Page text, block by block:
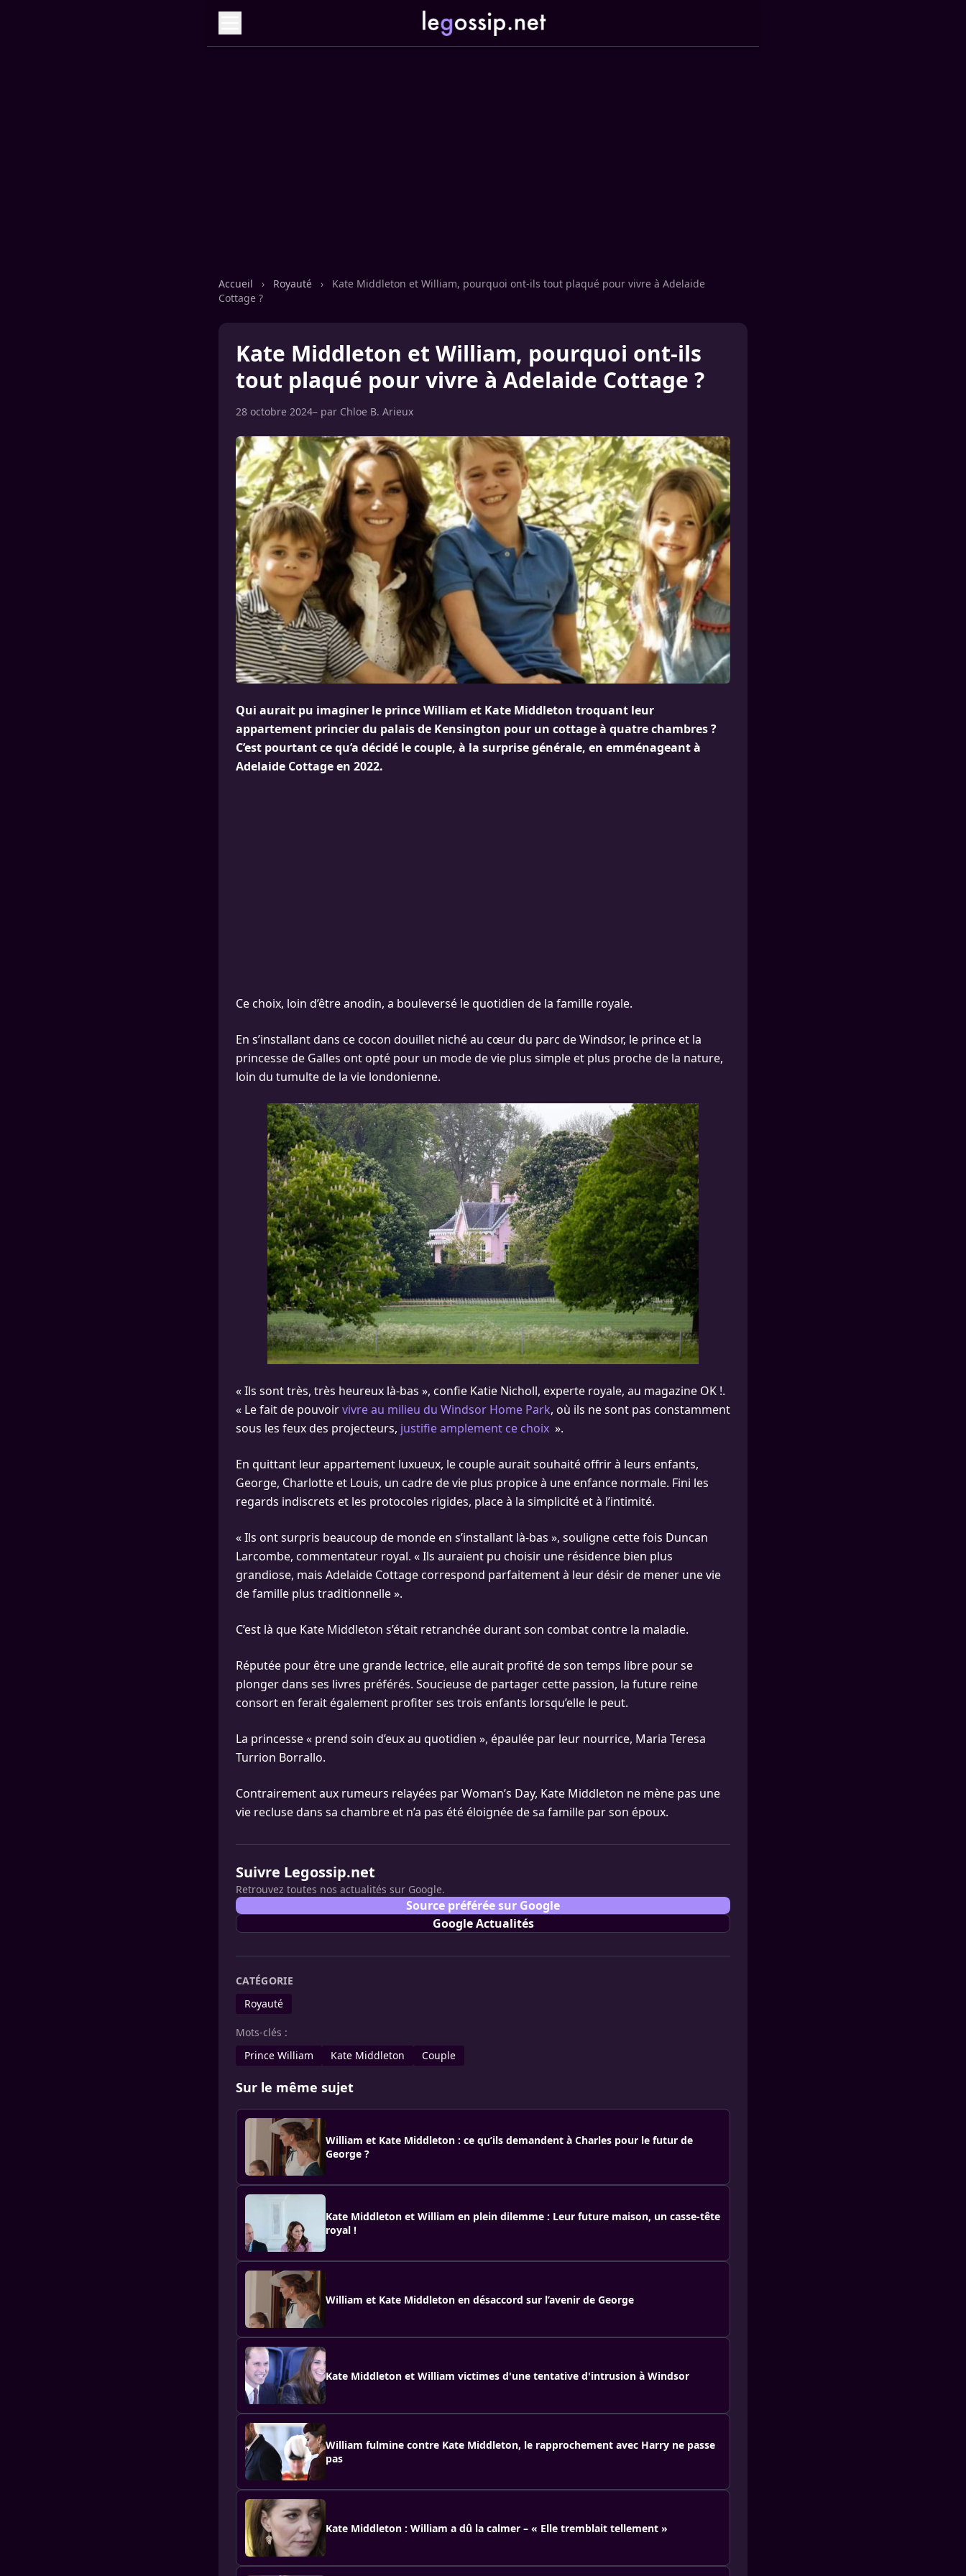
Accueil › Royauté ›
Kate Middleton et William, pourquoi ont-ils tout plaqué pour vivre à Adelaide
Cottage ?
Kate Middleton et William, pourquoi ont-ils
tout plaqué pour vivre à Adelaide Cottage ?
28 octobre 2024– par Chloe B. Arieux
Qui aurait pu imaginer le prince William et Kate Middleton troquant leur
appartement princier du palais de Kensington pour un cottage à quatre chambres ?
C’est pourtant ce qu’a décidé le couple, à la surprise générale, en emménageant à
Adelaide Cottage en 2022.
Ce choix, loin d’être anodin, a bouleversé le quotidien de la famille royale.
En s’installant dans ce cocon douillet niché au cœur du parc de Windsor, le prince et la
princesse de Galles ont opté pour un mode de vie plus simple et plus proche de la nature,
loin du tumulte de la vie londonienne.
« Ils sont très, très heureux là-bas », confie Katie Nicholl, experte royale, au magazine OK !.
« Le fait de pouvoirvivre au milieu du Windsor Home Park, où ils ne sont pas constamment
sous les feux des projecteurs, justifie amplement ce choix ».
En quittant leur appartement luxueux, le couple aurait souhaité offrir à leurs enfants,
George, Charlotte et Louis, un cadre de vie plus propice à une enfance normale. Fini les
regards indiscrets et les protocoles rigides, place à la simplicité et à l’intimité.
« Ils ont surpris beaucoup de monde en s’installant là-bas », souligne cette fois Duncan
Larcombe, commentateur royal. « Ils auraient pu choisir une résidence bien plus
grandiose, mais Adelaide Cottage correspond parfaitement à leur désir de mener une vie
de famille plus traditionnelle ».
C’est là que Kate Middleton s’était retranchée durant son combat contre la maladie.
Réputée pour être une grande lectrice, elle aurait profité de son temps libre pour se
plonger dans ses livres préférés. Soucieuse de partager cette passion, la future reine
consort en ferait également profiter ses trois enfants lorsqu’elle le peut.
La princesse « prend soin d’eux au quotidien », épaulée par leur nourrice, Maria Teresa
Turrion Borrallo.
Contrairement aux rumeurs relayées par Woman’s Day, Kate Middleton ne mène pas une
vie recluse dans sa chambre et n’a pas été éloignée de sa famille par son époux.
Suivre Legossip.net
Retrouvez toutes nos actualités sur Google.
Source préférée sur Google
Google Actualités
CATÉGORIE
Royauté
Mots-clés :
Prince William
Kate Middleton Couple
Sur le même sujet
William et Kate Middleton : ce qu’ils demandent à Charles pour le futur de
George ?
Kate Middleton et William en plein dilemme : Leur future maison, un casse-tête
royal !
William et Kate Middleton en désaccord sur l’avenir de George
Kate Middleton et William victimes d'une tentative d'intrusion à Windsor
William fulmine contre Kate Middleton, le rapprochement avec Harry ne passe
pas
Kate Middleton : William a dû la calmer – « Elle tremblait tellement »